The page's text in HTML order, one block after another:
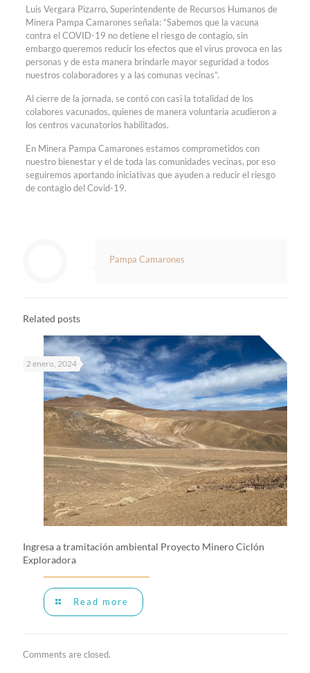
Luis Vergara Pizarro, Superintendente de Recursos Humanos de
Minera Pampa Camarones señala: “Sabemos que la vacuna
contra el COVID-19 no detiene el riesgo de contagio, sin
embargo queremos reducir los efectos que el virus provoca en las
personas y de esta manera brindarle mayor seguridad a todos
nuestros colaboradores y a las comunas vecinas”.
Al cierre de la jornada, se contó con casi la totalidad de los
colabores vacunados, quienes de manera voluntaria acudieron a
los centros vacunatorios habilitados.
En Minera Pampa Camarones estamos comprometidos con
nuestro bienestar y el de toda las comunidades vecinas, por eso
seguiremos aportando iniciativas que ayuden a reducir el riesgo
de contagio del Covid-19.
Pampa Camarones
Related posts
2 enero, 2024
Ingresa a tramitación ambiental Proyecto Minero Ciclón
Exploradora
Read more
Comments are closed.